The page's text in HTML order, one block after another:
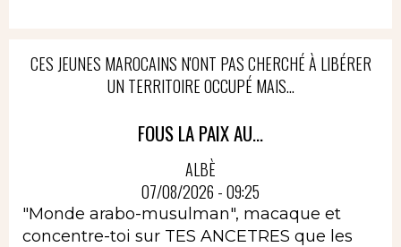
CES JEUNES MAROCAINS N'ONT PAS CHERCHÉ À LIBÉRER
UN TERRITOIRE OCCUPÉ MAIS...
FOUS LA PAIX AU...
ALBÈ
07/08/2026 - 09:25
"Monde arabo-musulman", macaque et
concentre-toi sur TES ANCETRES que les